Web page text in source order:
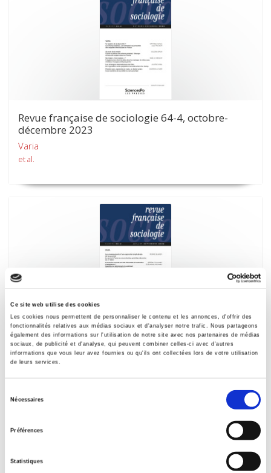
Ce site web utilise des cookies
Les cookies nous permettent de personnaliser le contenu et les annonces, d'offrir des
fonctionnalités relatives aux médias sociaux et d'analyser notre trafic. Nous partageons
également des informations sur l'utilisation de notre site avec nos partenaires de médias
sociaux, de publicité et d'analyse, qui peuvent combiner celles-ci avec d'autres
informations que vous leur avez fournies ou qu'ils ont collectées lors de votre utilisation
de leurs services.
Nécessaires
Préférences
Statistiques
Revue française de sociologie 64-4, octobre-
décembre 2023
Varia
et al.
Revue française de sociologie 64-3, juillet-
septembre 2023
Varia
et al.